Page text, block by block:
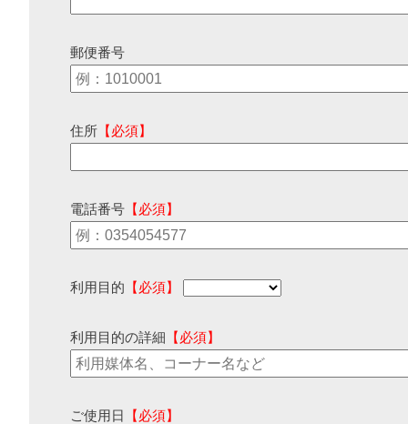
郵便番号
住所 【必須】
電話番号 【必須】
利用目的 【必須】
利用目的の詳細 【必須】
ご使用日 【必須】